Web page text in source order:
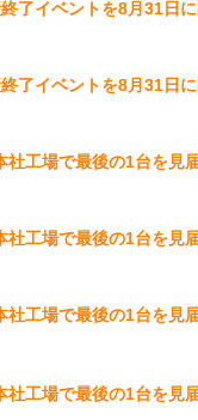
了イベントを8月31日
了イベントを8月31日
社工場で最後の1台を
社工場で最後の1台を
社工場で最後の1台を
社工場で最後の1台を